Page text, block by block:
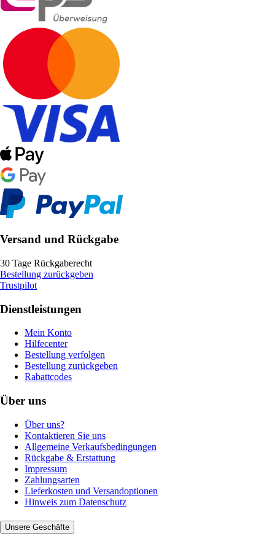
Versand und Rückgabe
30 Tage Rückgaberecht
Bestellung zurückgeben
Trustpilot
Dienstleistungen
Mein Konto
Hilfecenter
Bestellung verfolgen
Bestellung zurückgeben
Rabattcodes
Über uns
Über uns?
Kontaktieren Sie uns
Allgemeine Verkaufsbedingungen
Rückgabe & Erstattung
Impressum
Zahlungsarten
Lieferkosten und Versandoptionen
Hinweis zum Datenschutz
Unsere Geschäfte